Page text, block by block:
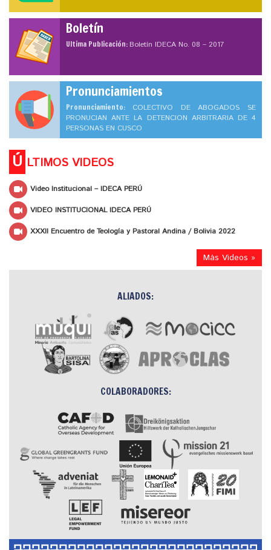
Boletín
Ultima Publicación:Boletín IDECA No. 08 – 2017
Pronunciamientos
Pronunciamiento: COLECTIVO DE ABOGADOS SE
PRONUCIAN ANTE LA DETENCION ARBITRARIA DE 4
PERSONAS EN CUSCO
Ú LTIMOS VIDEOS
Video Institucional – IDECA PERÚ
VIDEO INSTITUCIONAL IDECA PERÚ
XXXII Encuentro de Teología y Pastoral Andina / Bolivia 2022
Más Videos »
ALIADOS:
COLABORADORES: